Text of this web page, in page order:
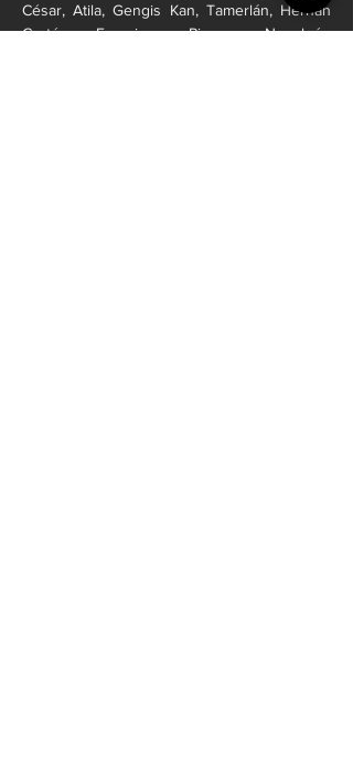
César, Atila, Gengis Kan, Tamerlán, Hernán
Cortés, Francisco Pizarro, Napoleón